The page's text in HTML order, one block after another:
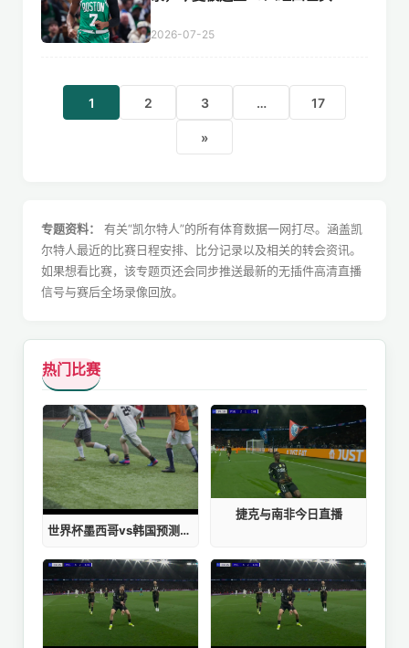
2026-07-25
1 2 3 … 17
»
专题资料：
有关“凯尔特人”的所有体育数据一网打尽。涵盖凯
尔特人最近的比赛日程安排、比分记录以及相关的转会资讯。
如果想看比赛，该专题页还会同步推送最新的无插件高清直播
信号与赛后全场录像回放。
热门比赛
世界杯墨西哥vs韩国预测结果
捷克与南非今日直播